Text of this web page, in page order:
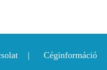
Céginformáció